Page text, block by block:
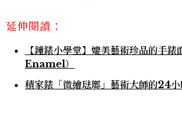
延伸閱讀：
【鐘錶小學堂】媲美藝術珍品的手錶
Enamel）
積家錶「微繪琺瑯」藝術大師的24